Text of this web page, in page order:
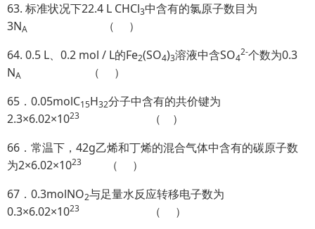
63. 标准状况下22.4 L CHCl3中含有的氯原子数目为
3NA
（ ）
64. 0.5 L、0.2 mol / L的Fe2(SO4)3溶液中含SO4
2-个数为0.3
NA
（ ）
65．0.05molC15H32分子中含有的共价键为
2.3×6.02×1023
（ ）
66．常温下，42g乙烯和丁烯的混合气体中含有的碳原子数
为2×6.02×1023
（ ）
67．0.3molNO2与足量水反应转移电子数为
0.3×6.02×1023
（ ）